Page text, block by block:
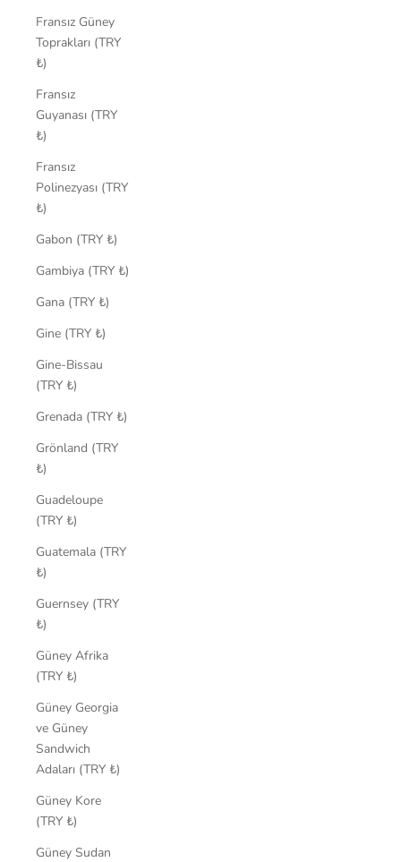
Fransız Güney
Toprakları (TRY
₺)
Fransız
Guyanası (TRY
₺)
Fransız
Polinezyası (TRY
₺)
Gabon (TRY ₺)
Gambiya (TRY ₺)
Gana (TRY ₺)
Gine (TRY ₺)
Gine-Bissau
(TRY ₺)
Grenada (TRY ₺)
Grönland (TRY
₺)
Guadeloupe
(TRY ₺)
Guatemala (TRY
₺)
Guernsey (TRY
₺)
Güney Afrika
(TRY ₺)
Güney Georgia
ve Güney
Sandwich
Adaları (TRY ₺)
Güney Kore
(TRY ₺)
Güney Sudan